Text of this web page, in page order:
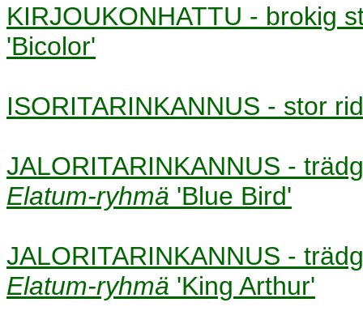
KIRJOUKONHATTU - brokig
'Bicolor'
ISORITARINKANNUS - stor
JALORITARINKANNUS -
Elatum-ryhmä 'Blue Bird'
JALORITARINKANNUS -
Elatum-ryhmä 'King Arthur'